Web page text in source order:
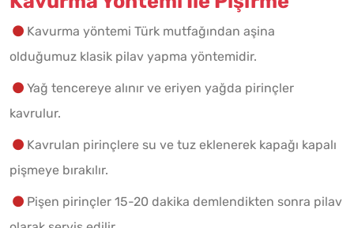
Kavurma yöntemi Türk mutfağından aşina
olduğumuz klasik pilav yapma yöntemidir.
Yağ tencereye alınır ve eriyen yağda pirinçler
kavrulur.
Kavrulan pirinçlere su ve tuz eklenerek kapağı kapalı
pişmeye bırakılır.
Pişen pirinçler 15-20 dakika demlendikten sonra pilav